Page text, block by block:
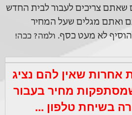
שאתם צריכים לעבור לבית החדש
ואתם מגלים שעל המחיר
לא מעט כסף. ולמה? ככה!
אחרות שאין להם נציג
מחיר בעבור
בשיחת טלפון ...